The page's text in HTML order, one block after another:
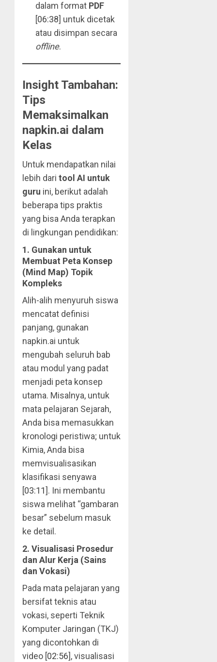
dalam format PDF
[06:38] untuk dicetak
atau disimpan secara
offline.
Insight Tambahan:
Tips
Memaksimalkan
napkin.ai dalam
Kelas
Untuk mendapatkan nilai
lebih dari tool AI untuk
guru ini, berikut adalah
beberapa tips praktis
yang bisa Anda terapkan
di lingkungan pendidikan:
1. Gunakan untuk
Membuat Peta Konsep
(Mind Map) Topik
Kompleks
Alih-alih menyuruh siswa
mencatat definisi
panjang, gunakan
napkin.ai untuk
mengubah seluruh bab
atau modul yang padat
menjadi peta konsep
utama. Misalnya, untuk
mata pelajaran Sejarah,
Anda bisa memasukkan
kronologi peristiwa; untuk
Kimia, Anda bisa
memvisualisasikan
klasifikasi senyawa
[03:11]. Ini membantu
siswa melihat “gambaran
besar” sebelum masuk
ke detail.
2. Visualisasi Prosedur
dan Alur Kerja (Sains
dan Vokasi)
Pada mata pelajaran yang
bersifat teknis atau
vokasi, seperti Teknik
Komputer Jaringan (TKJ)
yang dicontohkan di
video [02:56], visualisasi